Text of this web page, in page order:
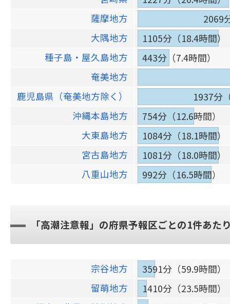
薩摩地方
2069
大隅地方
1105分（18.4時間）
種子島・屋久島地方
443分（7.4時間）
奄美地方
鹿児島県（奄美地方除く）
1937分
沖縄本島地方
754分（12.6時間）
大東島地方
1084分（18.1時間）
宮古島地方
1081分（18.0時間）
八重山地方
992分（16.5時間）
「高潮注意報」の府県予報区ごとの1件あた
宗谷地方
3591分（59.9時間）
留萌地方
1410分（23.5時間）